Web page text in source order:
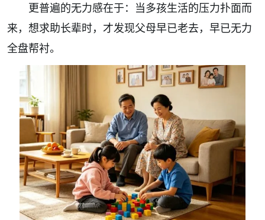
更普遍的无力感在于：当多孩生活的压力扑面而
来，想求助长辈时，才发现父母早已老去，早已无力
全盘帮衬。